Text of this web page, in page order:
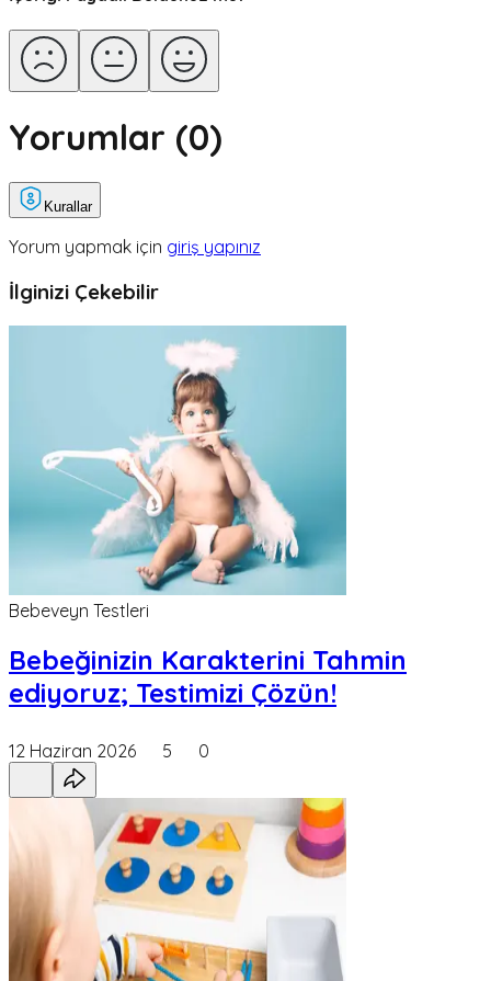
Yorumlar (0)
Kurallar
Yorum yapmak için giriş yapınız
İlginizi Çekebilir
Bebeveyn Testleri
Bebeğinizin Karakterini Tahmin
ediyoruz; Testimizi Çözün!
12 Haziran 2026 5 0